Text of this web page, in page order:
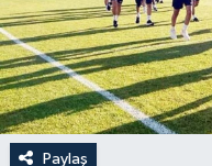
Paylaş
İLÇELER
OTOPARK
TEKNOLOJİ